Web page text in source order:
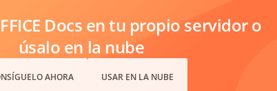
Docs en tu propio servidor o
úsalo en la nube
AHORA USAR EN LA NUBE